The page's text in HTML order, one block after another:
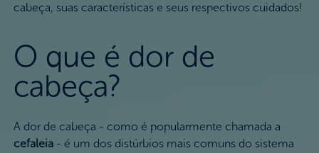
cabeça, suas características e seus respectivos cuidados!
O que é dor de
cabeça?
A dor de cabeça - como é popularmente chamada a
cefaleia- é um dos distúrbios mais comuns do sistema